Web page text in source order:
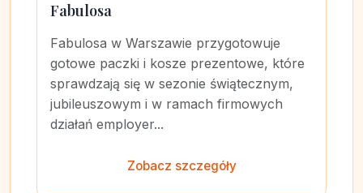
Fabulosa
Fabulosa w Warszawie przygotowuje
gotowe paczki i kosze prezentowe, które
sprawdzają się w sezonie świątecznym,
jubileuszowym i w ramach firmowych
działań employer...
Zobacz szczegóły